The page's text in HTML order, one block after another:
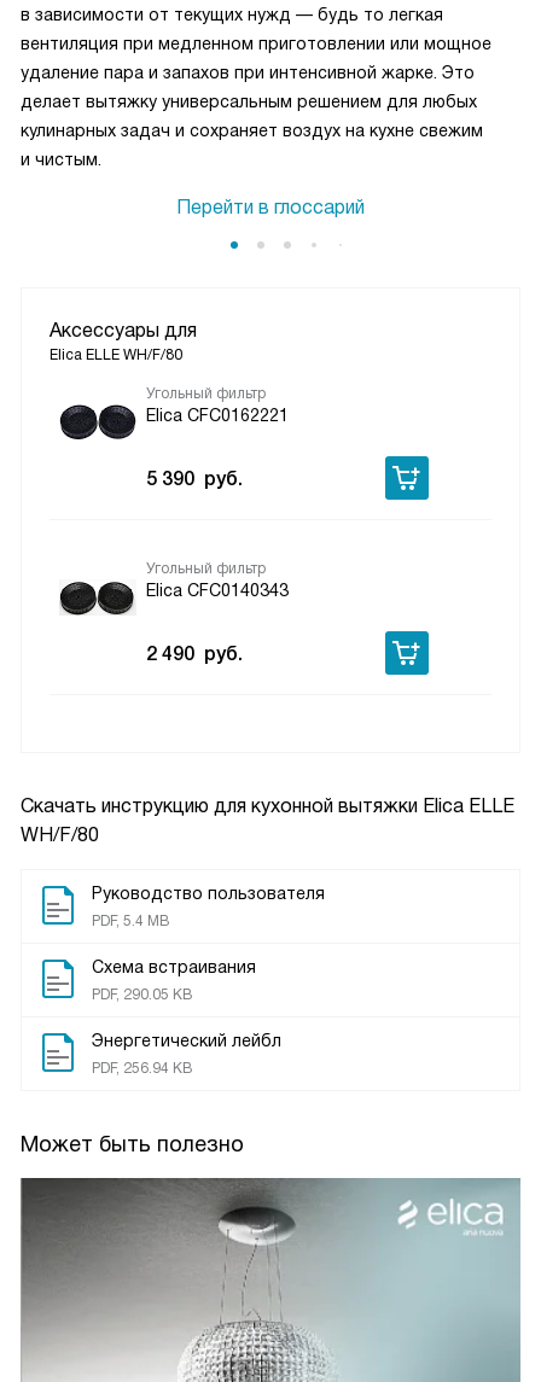
Скачать инструкцию для кухонной вытяжки Elica ELLE
WH/F/80
Руководство пользователя
PDF, 5.4 MB
Схема встраивания
PDF, 290.05 KB
Энергетический лейбл
PDF, 256.94 KB
Может быть полезно
в зависимости от текущих нужд — будь то легкая
вентиляция при медленном приготовлении или мощное
удаление пара и запахов при интенсивной жарке. Это
делает вытяжку универсальным решением для любых
кулинарных задач и сохраняет воздух на кухне свежим
и чистым.
Перейти в глоссарий
Аксессуары для
Elica ELLE WH/F/80
Угольный фильтр
Elica CFC0162221
5 390 руб.
Угольный фильтр
Elica CFC0140343
2 490 руб.